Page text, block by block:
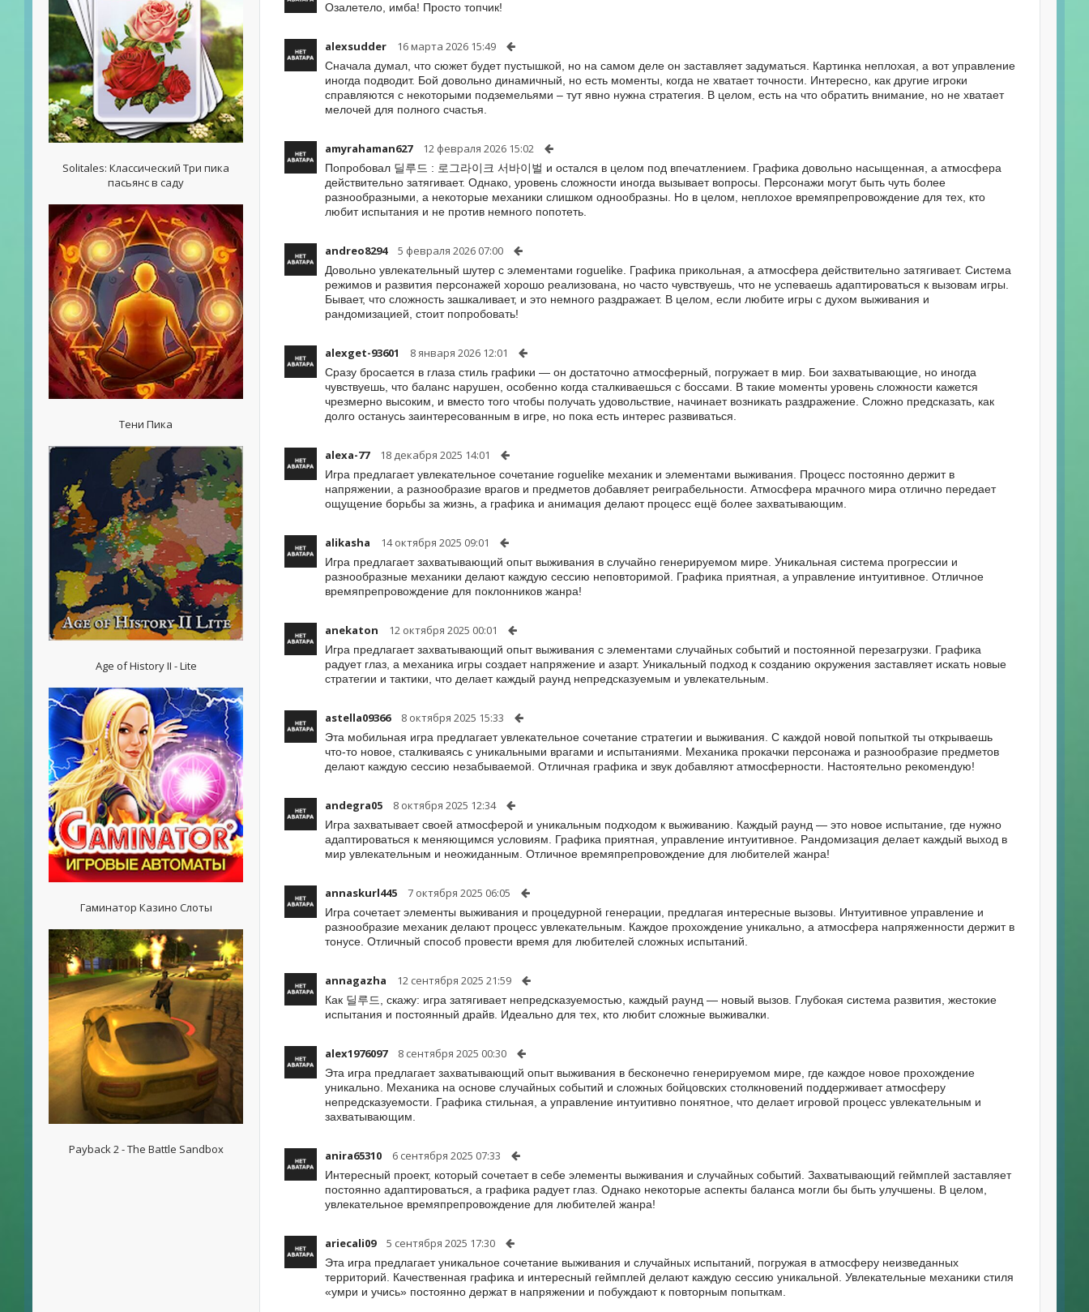
Solitales: Классический Три пика
пасьянс в саду
Тени Пика
Age of History II - Lite
Гаминатор Казино Слоты
Payback 2 - The Battle Sandbox
Озалетело, имба! Просто топчик!
alexsudder 16 марта 2026 15:49
Сначала думал, что сюжет будет пустышкой, но на самом деле он заставляет задуматься. Картинка неплохая, а вот управление
иногда подводит. Бой довольно динамичный, но есть моменты, когда не хватает точности. Интересно, как другие игроки
справляются с некоторыми подземельями – тут явно нужна стратегия. В целом, есть на что обратить внимание, но не хватает
мелочей для полного счастья.
amyrahaman627 12 февраля 2026 15:02
Попробовал 딜루드 : 로그라이크 서바이벌 и остался в целом под впечатлением. Графика довольно насыщенная, а атмосфера
действительно затягивает. Однако, уровень сложности иногда вызывает вопросы. Персонажи могут быть чуть более
разнообразными, а некоторые механики слишком однообразны. Но в целом, неплохое времяпрепровождение для тех, кто
любит испытания и не против немного попотеть.
andreo8294 5 февраля 2026 07:00
Довольно увлекательный шутер с элементами roguelike. Графика прикольная, а атмосфера действительно затягивает. Система
режимов и развития персонажей хорошо реализована, но часто чувствуешь, что не успеваешь адаптироваться к вызовам игры.
Бывает, что сложность зашкаливает, и это немного раздражает. В целом, если любите игры с духом выживания и
рандомизацией, стоит попробовать!
alexget-93601 8 января 2026 12:01
Сразу бросается в глаза стиль графики — он достаточно атмосферный, погружает в мир. Бои захватывающие, но иногда
чувствуешь, что баланс нарушен, особенно когда сталкиваешься с боссами. В такие моменты уровень сложности кажется
чрезмерно высоким, и вместо того чтобы получать удовольствие, начинает возникать раздражение. Сложно предсказать, как
долго останусь заинтересованным в игре, но пока есть интерес развиваться.
alexa-77 18 декабря 2025 14:01
Игра предлагает увлекательное сочетание roguelike механик и элементами выживания. Процесс постоянно держит в
напряжении, а разнообразие врагов и предметов добавляет реиграбельности. Атмосфера мрачного мира отлично передает
ощущение борьбы за жизнь, а графика и анимация делают процесс ещё более захватывающим.
alikasha 14 октября 2025 09:01
Игра предлагает захватывающий опыт выживания в случайно генерируемом мире. Уникальная система прогрессии и
разнообразные механики делают каждую сессию неповторимой. Графика приятная, а управление интуитивное. Отличное
времяпрепровождение для поклонников жанра!
anekaton 12 октября 2025 00:01
Игра предлагает захватывающий опыт выживания с элементами случайных событий и постоянной перезагрузки. Графика
радует глаз, а механика игры создает напряжение и азарт. Уникальный подход к созданию окружения заставляет искать новые
стратегии и тактики, что делает каждый раунд непредсказуемым и увлекательным.
astella09366 8 октября 2025 15:33
Эта мобильная игра предлагает увлекательное сочетание стратегии и выживания. С каждой новой попыткой ты открываешь
что-то новое, сталкиваясь с уникальными врагами и испытаниями. Механика прокачки персонажа и разнообразие предметов
делают каждую сессию незабываемой. Отличная графика и звук добавляют атмосферности. Настоятельно рекомендую!
andegra05 8 октября 2025 12:34
Игра захватывает своей атмосферой и уникальным подходом к выживанию. Каждый раунд — это новое испытание, где нужно
адаптироваться к меняющимся условиям. Графика приятная, управление интуитивное. Рандомизация делает каждый выход в
мир увлекательным и неожиданным. Отличное времяпрепровождение для любителей жанра!
annaskurl445 7 октября 2025 06:05
Игра сочетает элементы выживания и процедурной генерации, предлагая интересные вызовы. Интуитивное управление и
разнообразие механик делают процесс увлекательным. Каждое прохождение уникально, а атмосфера напряженности держит в
тонусе. Отличный способ провести время для любителей сложных испытаний.
annagazha 12 сентября 2025 21:59
Как 딜루드, скажу: игра затягивает непредсказуемостью, каждый раунд — новый вызов. Глубокая система развития, жестокие
испытания и постоянный драйв. Идеально для тех, кто любит сложные выживалки.
alex1976097 8 сентября 2025 00:30
Эта игра предлагает захватывающий опыт выживания в бесконечно генерируемом мире, где каждое новое прохождение
уникально. Механика на основе случайных событий и сложных бойцовских столкновений поддерживает атмосферу
непредсказуемости. Графика стильная, а управление интуитивно понятное, что делает игровой процесс увлекательным и
захватывающим.
anira65310 6 сентября 2025 07:33
Интересный проект, который сочетает в себе элементы выживания и случайных событий. Захватывающий геймплей заставляет
постоянно адаптироваться, а графика радует глаз. Однако некоторые аспекты баланса могли бы быть улучшены. В целом,
увлекательное времяпрепровождение для любителей жанра!
ariecali09 5 сентября 2025 17:30
Эта игра предлагает уникальное сочетание выживания и случайных испытаний, погружая в атмосферу неизведанных
территорий. Качественная графика и интересный геймплей делают каждую сессию уникальной. Увлекательные механики стиля
«умри и учись» постоянно держат в напряжении и побуждают к повторным попыткам.